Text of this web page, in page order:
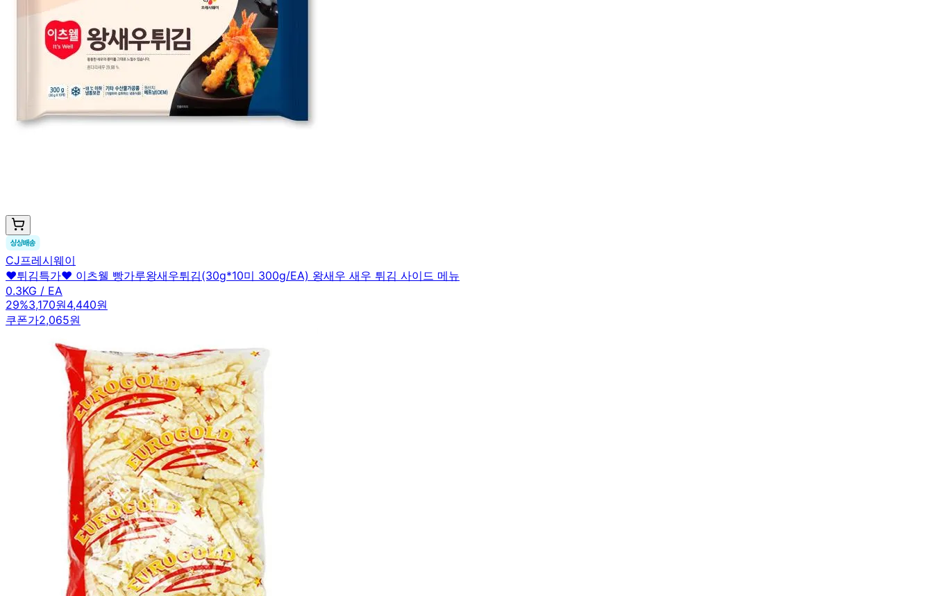
CJ프레시웨이
♥튀김특가♥ 이츠웰 빵가루왕새우튀김(30g*10미 300g/EA) 왕새우 새우 튀김 사이드 메뉴
0.3KG / EA
29%3,170원4,440원
쿠폰가2,065원